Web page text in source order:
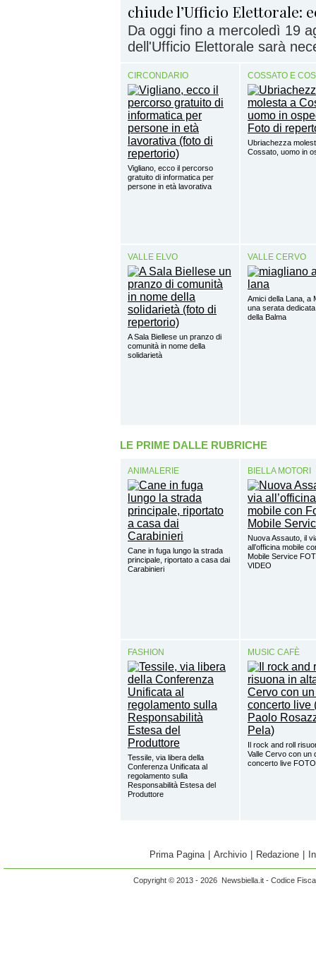
chiude l’Ufficio Elettorale:
Da oggi fino a mercoledì 19
dell'Ufficio Elettorale sarà
CIRCONDARIO
Vigliano, ecco il percorso
gratuito di informatica per
persone in età lavorativa
COSSATO E
Ubriachezza
Cossato, uomo in
VALLE ELVO
A Sala Biellese un pranzo di
comunità in nome della
solidarietà
VALLE CERVO
Amici della Lana, a
una serata
della Balma
LE PRIME DALLE RUBRICHE
ANIMALERIE
Cane in fuga lungo la strada
principale, riportato a casa dai
Carabinieri
BIELLA MOTORI
Nuova Assauto, il
all’officina mobile
Mobile Service
VIDEO
FASHION
Tessile, via libera della
Conferenza Unificata al
regolamento sulla
Responsabilità Estesa del
Produttore
MUSIC CAFÈ
Il rock and roll
Valle Cervo con un
concerto live FOTO
Prima Pagina Archivio Redazione
Copyright © 2013 - 2026 Newsbiella.it - Codice